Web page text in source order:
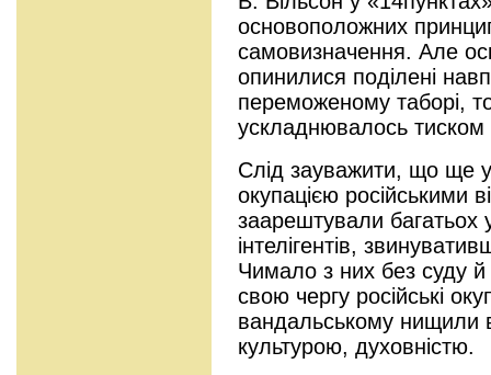
основоположних
самовизначення. Але
опинилися поділені
переможеному таборі,
ускладнювалось
Слід зауважити, що ще
окупацією російськими
заарештували багатьох
інтелігентів,
Чимало з них без суду
свою чергу російські
вандальському нищили
культурою, духовністю.